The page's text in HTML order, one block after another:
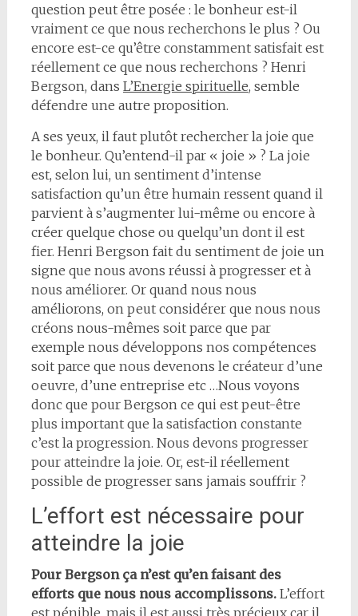
question peut être posée : le bonheur est-il
vraiment ce que nous recherchons le plus ? Ou
encore est-ce qu’être constamment satisfait est
réellement ce que nous recherchons ? Henri
Bergson, dans L’Energie spirituelle, semble
défendre une autre proposition.
A ses yeux, il faut plutôt rechercher la joie que
le bonheur. Qu’entend-il par « joie » ? La joie
est, selon lui, un sentiment d’intense
satisfaction qu’un être humain ressent quand il
parvient à s’augmenter lui-même ou encore à
créer quelque chose ou quelqu’un dont il est
fier. Henri Bergson fait du sentiment de joie un
signe que nous avons réussi à progresser et à
nous améliorer. Or quand nous nous
améliorons, on peut considérer que nous nous
créons nous-mêmes soit parce que par
exemple nous développons nos compétences
soit parce que nous devenons le créateur d’une
oeuvre, d’une entreprise etc …Nous voyons
donc que pour Bergson ce qui est peut-être
plus important que la satisfaction constante
c’est la progression. Nous devons progresser
pour atteindre la joie. Or, est-il réellement
possible de progresser sans jamais souffrir ?
L’effort est nécessaire pour
atteindre la joie
Pour Bergson ça n’est qu’en faisant des
efforts que nous nous accomplissons. L’effort